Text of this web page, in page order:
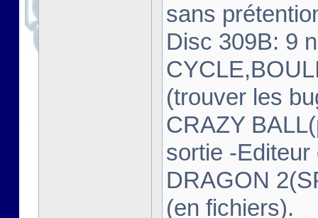
sans
Disc 309B: 9
(trouver les
CRAZY
sortie -
DRAGON
(en fichiers).